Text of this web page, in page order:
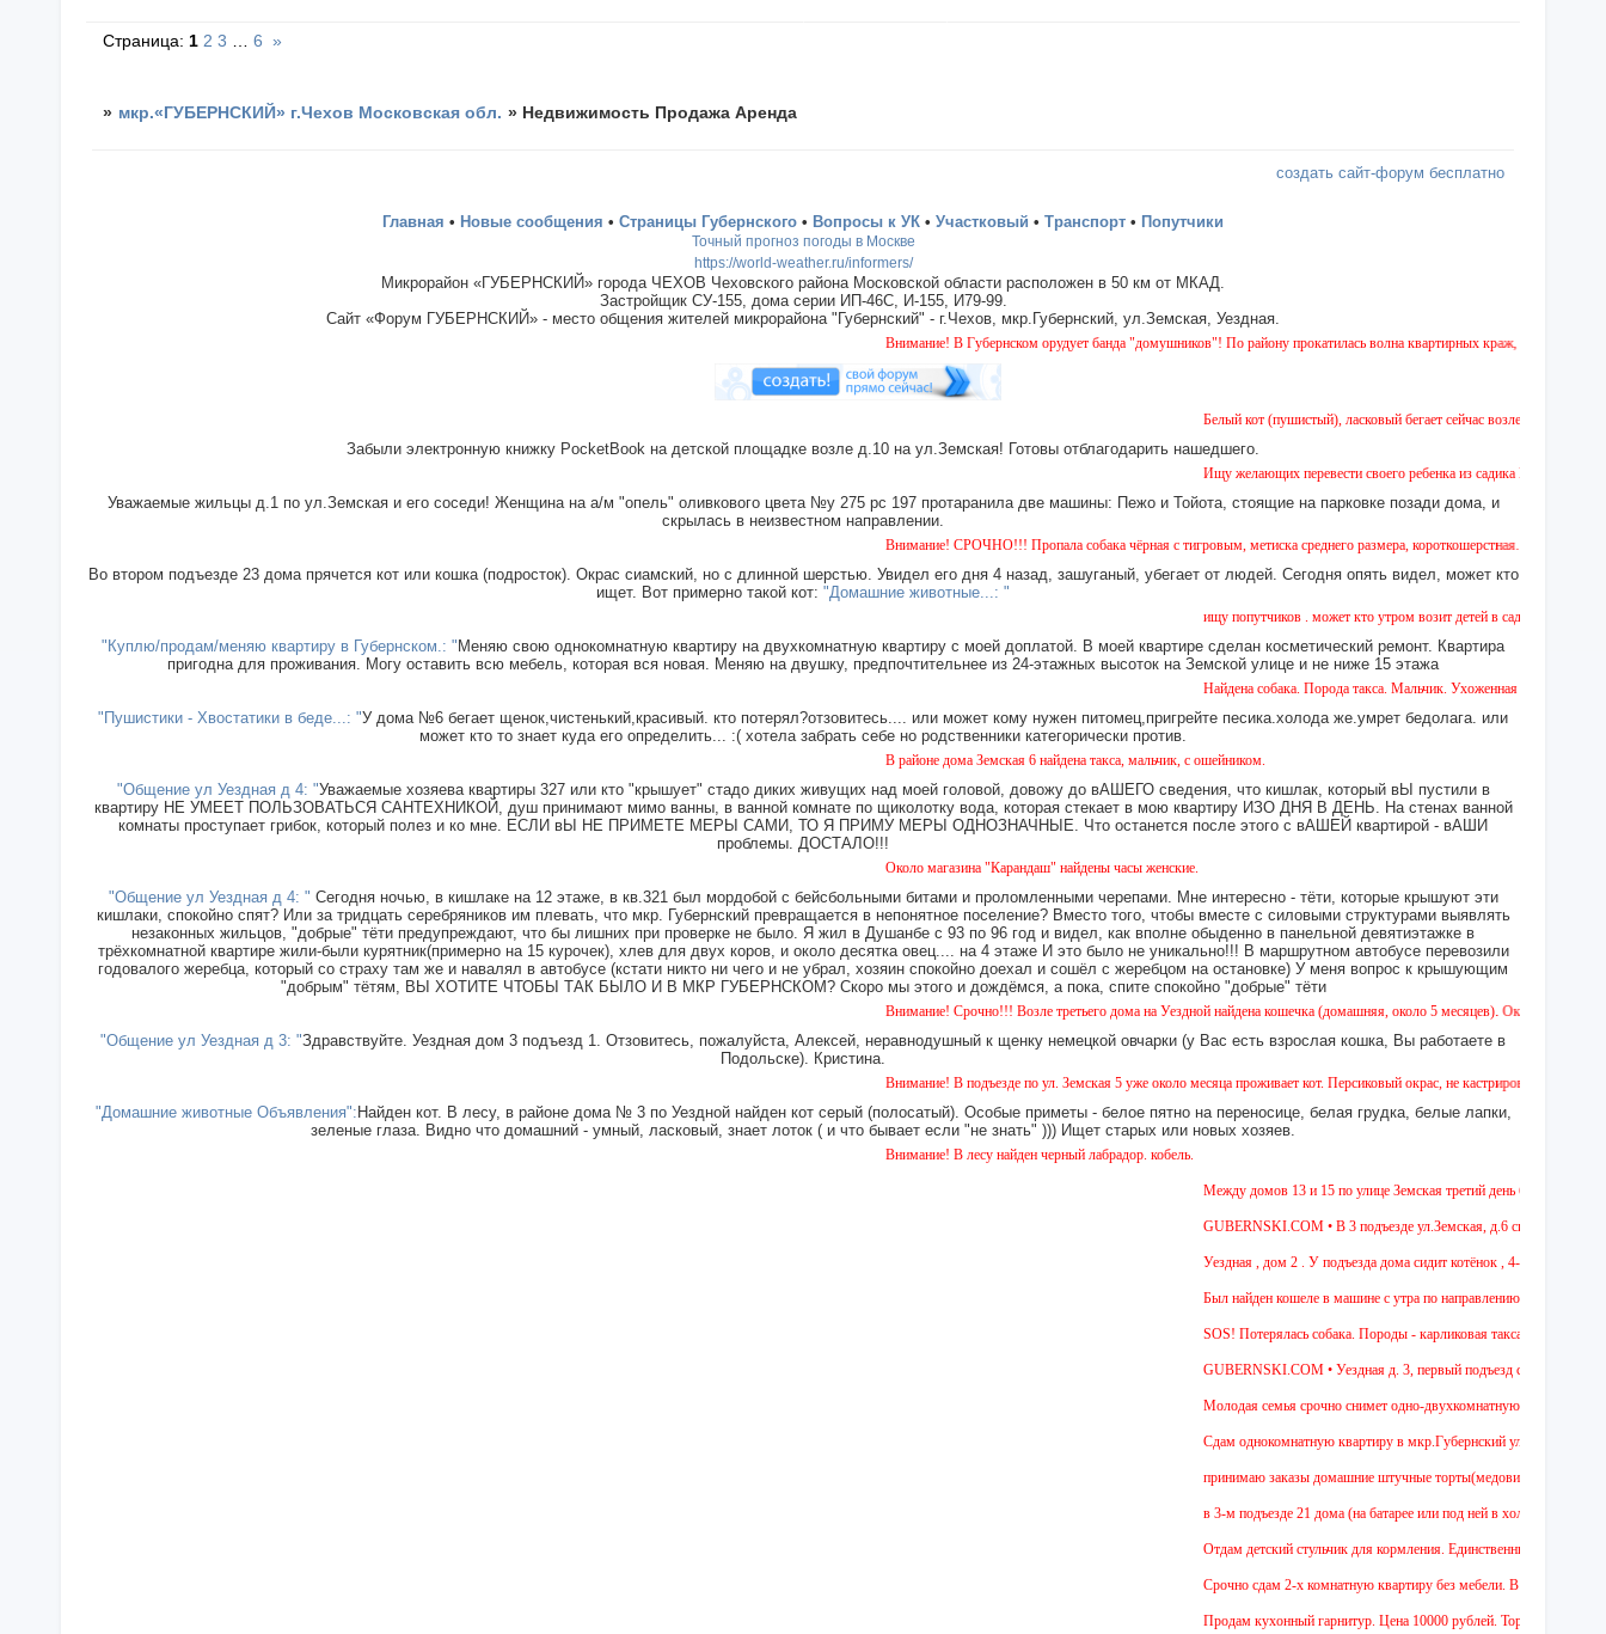
Страница: 1 2 3 6 »
» мкр.«ГУБЕРНСКИЙ» г.Чехов Московская обл. » Недвижимость Продажа Аренда
создать сайт-форум бесплатно
Главная • Новые сообщения • Страницы Губернского • Вопросы к УК • Участковый • Транспорт • Попутчики
Точный прогноз погоды в Москве
https://world-weather.ru/informers/
Микрорайон «ГУБЕРНСКИЙ» города ЧЕХОВ Чеховского района Московской области расположен в 50 км от МКАД.
Застройщик СУ-155, дома серии ИП-46С, И-155, И79-99.
Сайт «Форум ГУБЕРНСКИЙ» - место общения жителей микрорайона "Губернский" - г.Чехов, мкр.Губернский, ул.Земская, Уездная.
Внимание! В Губернском орудует банда "домушников"! По району прокатилась волна квартирных краж, будьте бдительны!
Белый кот (пушистый), ласковый бегает сейчас возле дома № 2 на
Забыли электронную книжку PocketBook на детской площадке возле д.10 на ул.Земская! Готовы отблагодарить нашедшего.
Ищу желающих перевести своего ребенка из садика №11 в садик №
Уважаемые жильцы д.1 по ул.Земская и его соседи! Женщина на а/м "опель" оливкового цвета №у 275 рс 197 протаранила две машины: Пежо и Тойота, стоящие на парковке позади дома, и
скрылась в неизвестном направлении.
Внимание! СРОЧНО!!! Пропала собака чёрная с тигровым, метиска среднего размера, короткошерстная. Собака пугливая, не
Во втором подъезде 23 дома прячется кот или кошка (подросток). Окрас сиамский, но с длинной шерстью. Увидел его дня 4 назад, зашуганый, убегает от людей. Сегодня опять видел, может кто
ищет. Вот примерно такой кот: "Домашние животные...: "
ищу попутчиков . может кто утром возит детей в сад или в школу в
"Куплю/продам/меняю квартиру в Губернском.: "Меняю свою однокомнатную квартиру на двухкомнатную квартиру с моей доплатой. В моей квартире сделан косметический ремонт. Квартира
пригодна для проживания. Могу оставить всю мебель, которая вся новая. Меняю на двушку, предпочтительнее из 24-этажных высоток на Земской улице и не ниже 15 этажа
Найдена собака. Порода такса. Мальчик. Ухоженная с ошейником.
"Пушистики - Хвостатики в беде...: "У дома №6 бегает щенок,чистенький,красивый. кто потерял?отзовитесь.... или может кому нужен питомец,пригрейте песика.холода же.умрет бедолага. или
может кто то знает куда его определить... :( хотела забрать себе но родственники категорически против.
В районе дома Земская 6 найдена такса, мальчик, с ошейником.
"Общение ул Уездная д 4: "Уважаемые хозяева квартиры 327 или кто "крышует" стадо диких живущих над моей головой, довожу до вАШЕГО сведения, что кишлак, который вЫ пустили в
квартиру НЕ УМЕЕТ ПОЛЬЗОВАТЬСЯ САНТЕХНИКОЙ, душ принимают мимо ванны, в ванной комнате по щиколотку вода, которая стекает в мою квартиру ИЗО ДНЯ В ДЕНЬ. На стенах ванной
комнаты проступает грибок, который полез и ко мне. ЕСЛИ вЫ НЕ ПРИМЕТЕ МЕРЫ САМИ, ТО Я ПРИМУ МЕРЫ ОДНОЗНАЧНЫЕ. Что останется после этого с вАШЕЙ квартирой - вАШИ
проблемы. ДОСТАЛО!!!
Около магазина "Карандаш" найдены часы женские.
"Общение ул Уездная д 4: " Сегодня ночью, в кишлаке на 12 этаже, в кв.321 был мордобой с бейсбольными битами и проломленными черепами. Мне интересно - тёти, которые крышуют эти
кишлаки, спокойно спят? Или за тридцать серебряников им плевать, что мкр. Губернский превращается в непонятное поселение? Вместо того, чтобы вместе с силовыми структурами выявлять
незаконных жильцов, "добрые" тёти предупреждают, что бы лишних при проверке не было. Я жил в Душанбе с 93 по 96 год и видел, как вполне обыденно в панельной девятиэтажке в
трёхкомнатной квартире жили-были курятник(примерно на 15 курочек), хлев для двух коров, и около десятка овец.... на 4 этаже И это было не уникально!!! В маршрутном автобусе перевозили
годовалого жеребца, который со страху там же и навалял в автобусе (кстати никто ни чего и не убрал, хозяин спокойно доехал и сошёл с жеребцом на остановке) У меня вопрос к крышующим
"добрым" тётям, ВЫ ХОТИТЕ ЧТОБЫ ТАК БЫЛО И В МКР ГУБЕРНСКОМ? Скоро мы этого и дождёмся, а пока, спите спокойно "добрые" тёти
Внимание! Срочно!!! Возле третьего дома на Уездной найдена кошечка (домашняя, около 5 месяцев). Окрас - камышовый, на
"Общение ул Уездная д 3: "Здравствуйте. Уездная дом 3 подъезд 1. Отзовитесь, пожалуйста, Алексей, неравнодушный к щенку немецкой овчарки (у Вас есть взрослая кошка, Вы работаете в
Подольске). Кристина.
Внимание! В подъезде по ул. Земская 5 уже около месяца проживает кот. Персиковый окрас, не кастрирован, возраст менее
"Домашние животные Объявления":Найден кот. В лесу, в районе дома № 3 по Уездной найден кот серый (полосатый). Особые приметы - белое пятно на переносице, белая грудка, белые лапки,
зеленые глаза. Видно что домашний - умный, ласковый, знает лоток ( и что бывает если "не знать" ))) Ищет старых или новых хозяев.
Внимание! В лесу найден черный лабрадор. кобель.
Между домов 13 и 15 по улице Земская третий день бегает собака из
GUBERNSKI.COM • В 3 подъезде ул.Земская, д.6 сидит очень
Уездная , дом 2 . У подъезда дома сидит котёнок , 4-5 мес , девочка.
Был найден кошеле в машине с утра по направлению в Москву,девушка
SOS! Потерялась собака. Породы - карликовая такса. Уважаемые
GUBERNSKI.COM • Уездная д. 3, первый подъезд сидит
Молодая семья срочно снимет одно-двухкомнатную квартиру на
Cдам однокомнатную квартиру в мкр.Губернский ул.Земская. Ремонт
принимаю заказы домашние штучные торты(медовик, муравейник,
в 3-м подъезде 21 дома (на батарее или под ней в холле) тоскует и
Отдам детский стульчик для кормления. Единственный минус - нет
Срочно сдам 2-х комнатную квартиру без мебели. В Чехове буду
Продам кухонный гарнитур. Цена 10000 рублей. Торг уместен.